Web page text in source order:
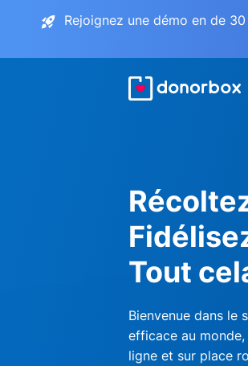
Rejoignez une démo en de
Tout
Bienvenue dans le
efficace au
ligne et sur place